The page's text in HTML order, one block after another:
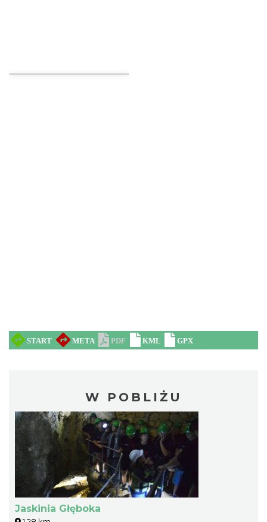
W POBLIŻU
Jaskinia Głęboka